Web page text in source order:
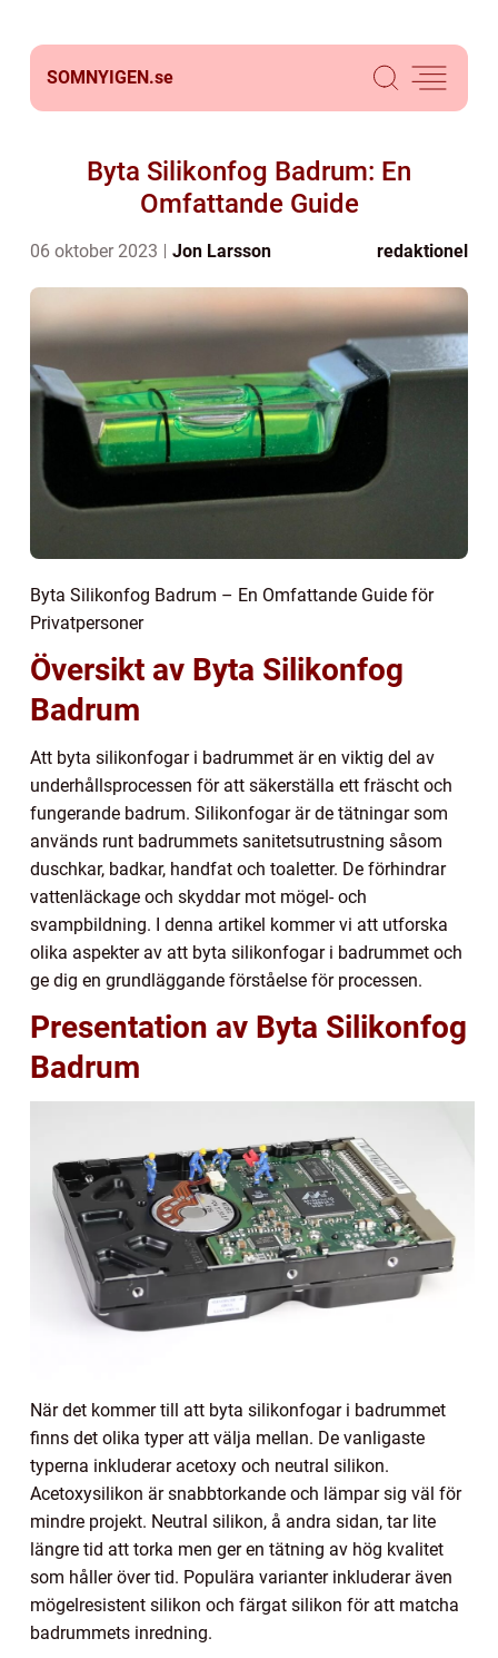
SOMNYIGEN.se
Byta Silikonfog Badrum: En
Omfattande Guide
06 oktober 2023 Jon Larsson redaktionel
Byta Silikonfog Badrum – En Omfattande Guide för
Privatpersoner
Översikt av Byta Silikonfog
Badrum
Att byta silikonfogar i badrummet är en viktig del av
underhållsprocessen för att säkerställa ett fräscht och
fungerande badrum. Silikonfogar är de tätningar som
används runt badrummets sanitetsutrustning såsom
duschkar, badkar, handfat och toaletter. De förhindrar
vattenläckage och skyddar mot mögel- och
svampbildning. I denna artikel kommer vi att utforska
olika aspekter av att byta silikonfogar i badrummet och
ge dig en grundläggande förståelse för processen.
Presentation av Byta Silikonfog
Badrum
När det kommer till att byta silikonfogar i badrummet
finns det olika typer att välja mellan. De vanligaste
typerna inkluderar acetoxy och neutral silikon.
Acetoxysilikon är snabbtorkande och lämpar sig väl för
mindre projekt. Neutral silikon, å andra sidan, tar lite
längre tid att torka men ger en tätning av hög kvalitet
som håller över tid. Populära varianter inkluderar även
mögelresistent silikon och färgat silikon för att matcha
badrummets inredning.